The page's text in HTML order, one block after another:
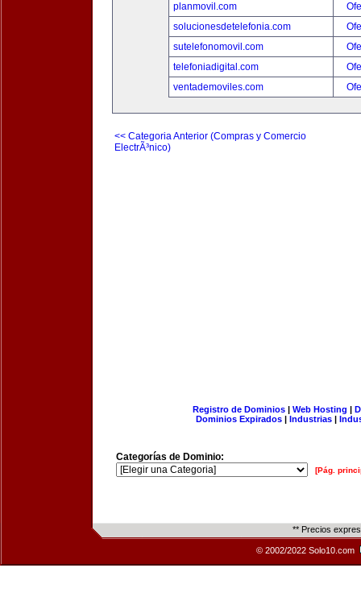
planmovil.com
solucionesdetelefonia.com
sutelefonomovil.com
telefoniadigital.com
ventademoviles.com
<< Categoria Anterior (Compras y Comercio
ElectrÃ³nico)
Registro de Dominios| Web Hosting |
Dominios Expirados | Industrias |
Categorías de Dominio:
[Pág.
** Precios
© 2002/2022 Solo10.com